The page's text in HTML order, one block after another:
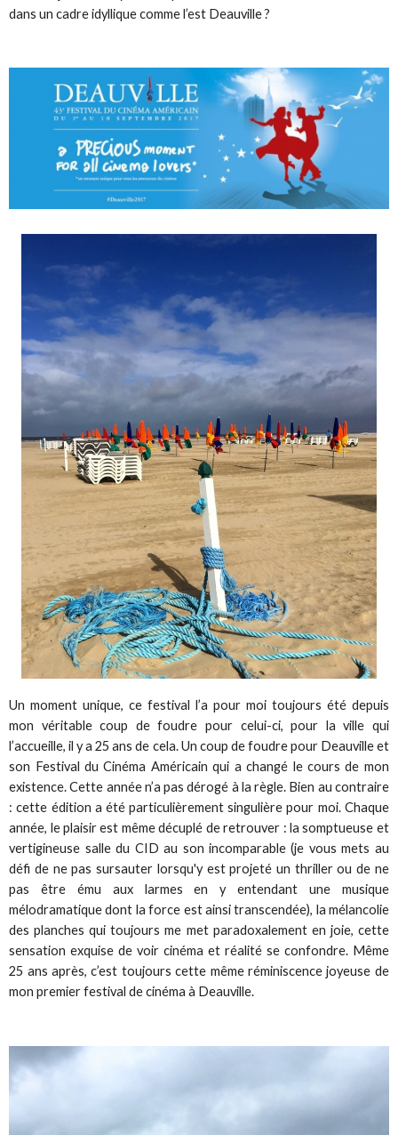
dans un cadre idyllique comme l’est Deauville ?
Un moment unique, ce festival l’a pour moi toujours été depuis
mon véritable coup de foudre pour celui-ci, pour la ville qui
l’accueille, il y a 25 ans de cela. Un coup de foudre pour Deauville et
son Festival du Cinéma Américain qui a changé le cours de mon
existence. Cette année n’a pas dérogé à la règle. Bien au contraire
: cette édition a été particulièrement singulière pour moi. Chaque
année, le plaisir est même décuplé de retrouver : la somptueuse et
vertigineuse salle du CID au son incomparable (je vous mets au
défi de ne pas sursauter lorsqu'y est projeté un thriller ou de ne
pas être ému aux larmes en y entendant une musique
mélodramatique dont la force est ainsi transcendée), la mélancolie
des planches qui toujours me met paradoxalement en joie, cette
sensation exquise de voir cinéma et réalité se confondre. Même
25 ans après, c’est toujours cette même réminiscence joyeuse de
mon premier festival de cinéma à Deauville.